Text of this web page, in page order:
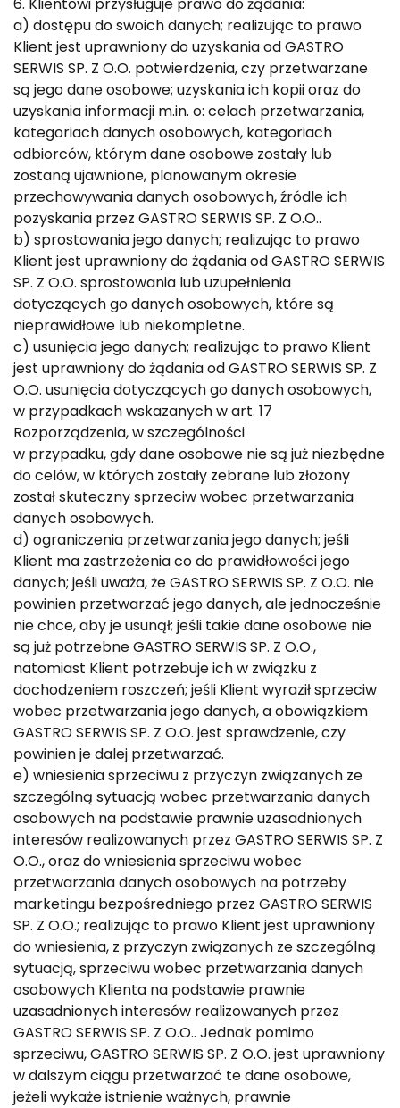
a) dostępu do swoich danych; realizując to prawo
Klient jest uprawniony do uzyskania od GASTRO
SERWIS SP. Z O.O. potwierdzenia, czy przetwarzane
są jego dane osobowe; uzyskania ich kopii oraz do
uzyskania informacji m.in. o: celach przetwarzania,
kategoriach danych osobowych, kategoriach
odbiorców, którym dane osobowe zostały lub
zostaną ujawnione, planowanym okresie
przechowywania danych osobowych, źródle ich
pozyskania przez GASTRO SERWIS SP. Z O.O..
b) sprostowania jego danych; realizując to prawo
Klient jest uprawniony do żądania od GASTRO SERWIS
SP. Z O.O. sprostowania lub uzupełnienia
dotyczących go danych osobowych, które są
nieprawidłowe lub niekompletne.
c) usunięcia jego danych; realizując to prawo Klient
jest uprawniony do żądania od GASTRO SERWIS SP. Z
O.O. usunięcia dotyczących go danych osobowych,
w przypadkach wskazanych w art. 17
Rozporządzenia, w szczególności
w przypadku, gdy dane osobowe nie są już niezbędne
do celów, w których zostały zebrane lub złożony
został skuteczny sprzeciw wobec przetwarzania
danych osobowych.
d) ograniczenia przetwarzania jego danych; jeśli
Klient ma zastrzeżenia co do prawidłowości jego
danych; jeśli uważa, że GASTRO SERWIS SP. Z O.O. nie
powinien przetwarzać jego danych, ale jednocześnie
nie chce, aby je usunął; jeśli takie dane osobowe nie
są już potrzebne GASTRO SERWIS SP. Z O.O.,
natomiast Klient potrzebuje ich w związku z
dochodzeniem roszczeń; jeśli Klient wyraził sprzeciw
wobec przetwarzania jego danych, a obowiązkiem
GASTRO SERWIS SP. Z O.O. jest sprawdzenie, czy
powinien je dalej przetwarzać.
e) wniesienia sprzeciwu z przyczyn związanych ze
szczególną sytuacją wobec przetwarzania danych
osobowych na podstawie prawnie uzasadnionych
interesów realizowanych przez GASTRO SERWIS SP. Z
O.O., oraz do wniesienia sprzeciwu wobec
przetwarzania danych osobowych na potrzeby
marketingu bezpośredniego przez GASTRO SERWIS
SP. Z O.O.; realizując to prawo Klient jest uprawniony
do wniesienia, z przyczyn związanych ze szczególną
sytuacją, sprzeciwu wobec przetwarzania danych
osobowych Klienta na podstawie prawnie
uzasadnionych interesów realizowanych przez
GASTRO SERWIS SP. Z O.O.. Jednak pomimo
sprzeciwu, GASTRO SERWIS SP. Z O.O. jest uprawniony
w dalszym ciągu przetwarzać te dane osobowe,
jeżeli wykaże istnienie ważnych, prawnie